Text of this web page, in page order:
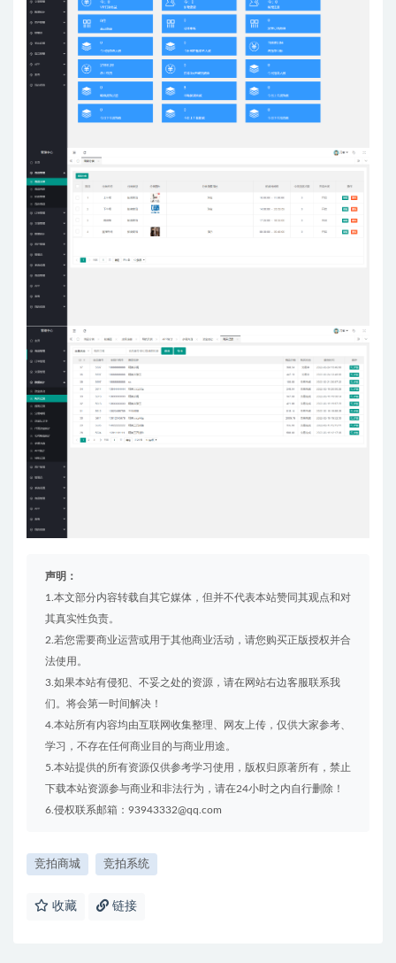
声明：
1.本文部分内容转载自其它媒体，但并不代表本站赞同其观点和对
其真实性负责。
2.若您需要商业运营或用于其他商业活动，请您购买正版授权并合
法使用。
3.如果本站有侵犯、不妥之处的资源，请在网站右边客服联系我
们。将会第一时间解决！
4.本站所有内容均由互联网收集整理、网友上传，仅供大家参考、
学习，不存在任何商业目的与商业用途。
5.本站提供的所有资源仅供参考学习使用，版权归原著所有，禁止
下载本站资源参与商业和非法行为，请在24小时之内自行删除！
6.侵权联系邮箱：93943332@qq.com
竞拍商城 竞拍系统
收藏 链接